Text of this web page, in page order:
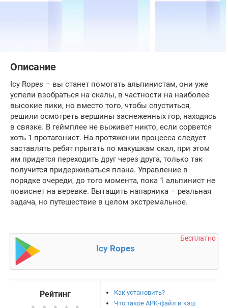
Описание
Icy Ropes – вы станет помогать альпинистам, они уже
успели взобраться на скалы, в частности на наиболее
высокие пики, но вместо того, чтобы спуститься,
решили осмотреть вершины заснеженных гор, находясь
в связке. В геймплее не выживет никто, если сорвется
хоть 1 протагонист. На протяжении процесса следует
заставлять ребят прыгать по макушкам скал, при этом
им придется переходить друг через друга, только так
получится придерживаться плана. Управление в
порядке очереди, до того момента, пока 1 альпинист не
повиснет на веревке. Вытащить напарника – реальная
задача, но путешествие в целом экстремальное.
Бесплатно
Icy Ropes
Рейтинг
Как установить?
Что такое APK-файл и кэш